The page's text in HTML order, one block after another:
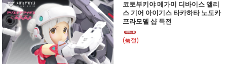
코토부키야 메가미 디바이스 앨리
스 기어 아이기스 타카하타 노도카
프라모델 샵 특전
(품절)